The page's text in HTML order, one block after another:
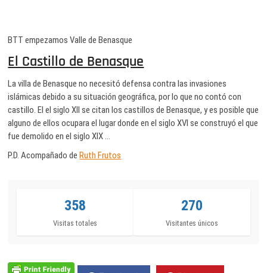
BTT empezamos Valle de Benasque
El Castillo de Benasque
La villa de Benasque no necesitó defensa contra las invasiones
islámicas debido a su situación geográfica, por lo que no contó con
castillo. El el siglo XII se citan los castillos de Benasque, y es posible que
alguno de ellos ocupara el lugar donde en el siglo XVI se construyó el que
fue demolido en el siglo XIX …
P.D. Acompañado deRuth Frutos
358
Visitas totales
270
Visitantes únicos